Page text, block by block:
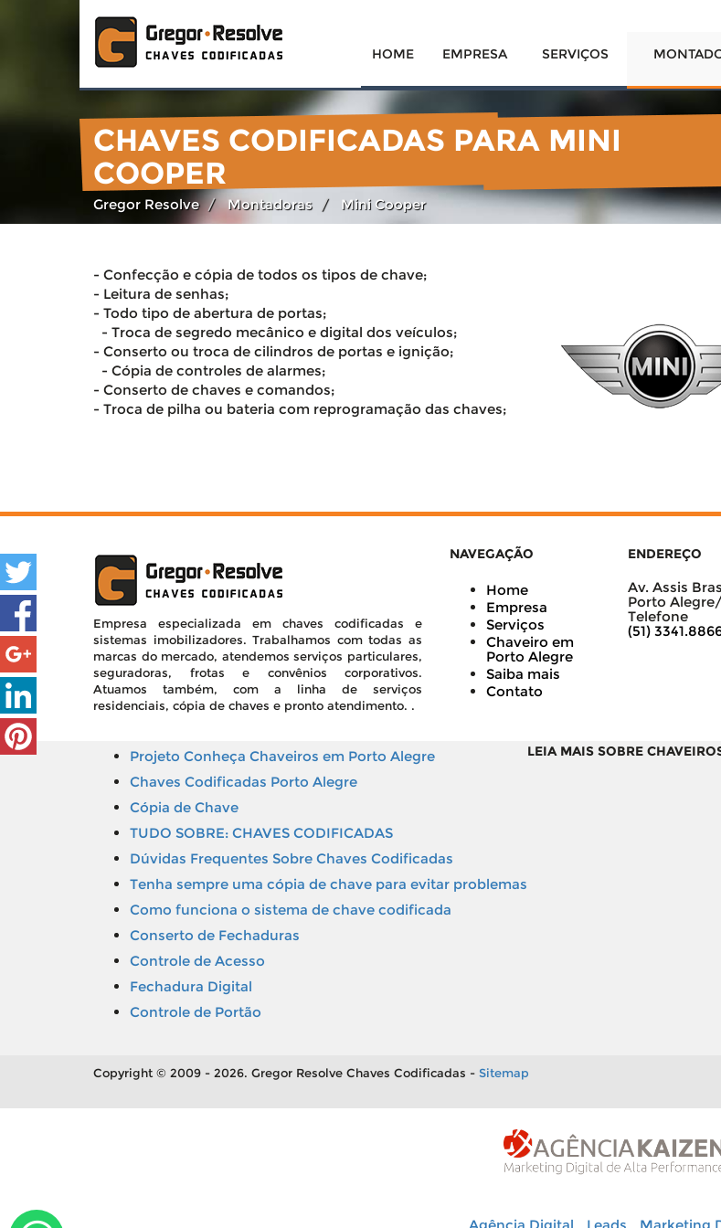
HOME EMPRESA SERVIÇOS
CHAVES CODIFICADAS PARA MINI
COOPER
Gregor Resolve Montadoras Mini Cooper
- Confecção e cópia de todos os tipos de chave;
- Leitura de senhas;
- Todo tipo de abertura de portas;
- Troca de segredo mecânico e digital dos veículos;
- Conserto ou troca de cilindros de portas e ignição;
- Cópia de controles de alarmes;
- Conserto de chaves e comandos;
- Troca de pilha ou bateria com reprogramação das chaves;
Empresa especializada em chaves codificadas e
sistemas imobilizadores. Trabalhamos com todas as
marcas do mercado, atendemos serviços particulares,
seguradoras, frotas e convênios corporativos.
Atuamos também, com a linha de serviços
residenciais, cópia de chaves e pronto atendimento. .
NAVEGAÇÃO
Home
Empresa
Serviços
Chaveiro em
Porto Alegre
Saiba mais
Contato
ENDEREÇO
Av. Assis
Porto
Telefone
(51)
LEIA MAIS SOBRE
Projeto Conheça Chaveiros em Porto Alegre
Chaves Codificadas Porto Alegre
Cópia de Chave
TUDO SOBRE: CHAVES CODIFICADAS
Dúvidas Frequentes Sobre Chaves Codificadas
Tenha sempre uma cópia de chave para evitar problemas
Como funciona o sistema de chave codificada
Conserto de Fechaduras
Controle de Acesso
Fechadura Digital
Controle de Portão
Copyright © 2009 - 2026. Gregor Resolve Chaves Codificadas - Sitemap